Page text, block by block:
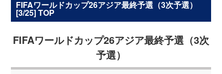
FIFAワールドカップ26アジア最終予選（3次予選）
[3/25] TOP
FIFAワールドカップ26アジア最終予選（3次
予選）